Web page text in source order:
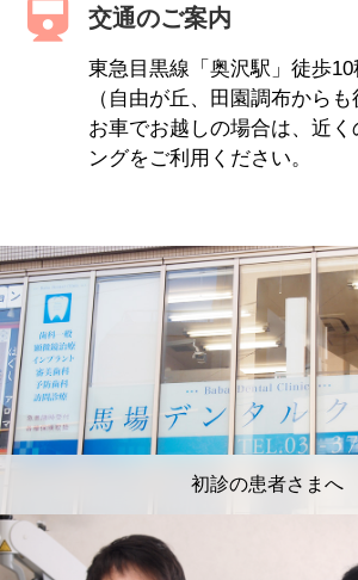
交通のご案内
東急目黒線「奥沢駅」徒歩10
（自由が丘、田園調布からも
お車でお越しの場合は、近く
ングをご利用ください。
初診の患者さまへ